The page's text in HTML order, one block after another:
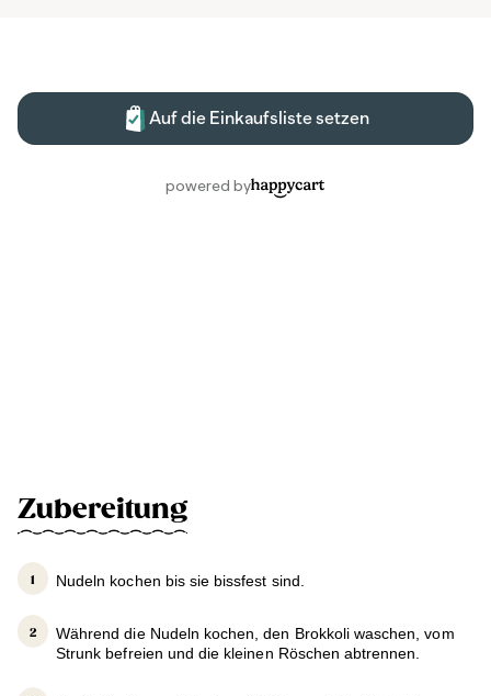
Zubereitung
Nudeln kochen bis sie bissfest sind.
Während die Nudeln kochen, den Brokkoli waschen, vom
Strunk befreien und die kleinen Röschen abtrennen.